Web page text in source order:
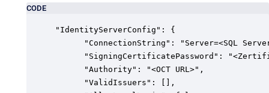
CODE
"IdentityServerConfig": {
"ConnectionString": "Server=<SQL
"SigningCertificatePassword":
      "Authority": "<OCT URL>",
      "ValidIssuers": [],